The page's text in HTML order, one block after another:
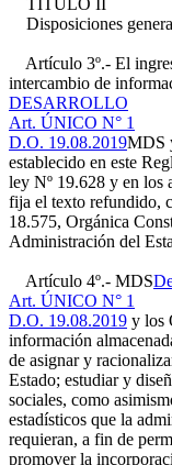
TÍTULO II
Disposiciones
Artículo 3º.- El
intercambio de
DESARROLLO
Art. ÚNICO N° 1
D.O. 19.08.2019MDS
establecido en este
ley Nº 19.628 y en los
fija el texto refundido,
18.575, Orgánica
Administración del
Artículo 4º.- MDS
Art. ÚNICO N° 1
D.O. 19.08.2019 y los
información
de asignar y
Estado; estudiar y
sociales, como
estadísticos que la
requieran, a fin de
promover la